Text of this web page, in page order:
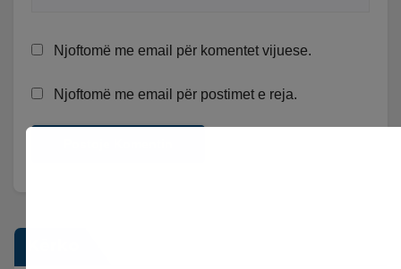
Njoftomë me email për komentet vijuese.
Njoftomë me email për postimet e reja.